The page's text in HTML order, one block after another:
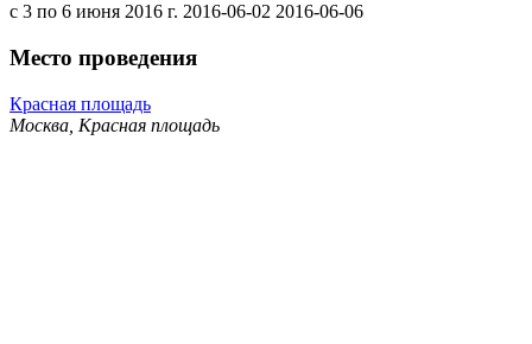
с 3 по 6 июня 2016 г. 2016-06-02 2016-06-06
Место проведения
Красная площадь
Москва, Красная площадь